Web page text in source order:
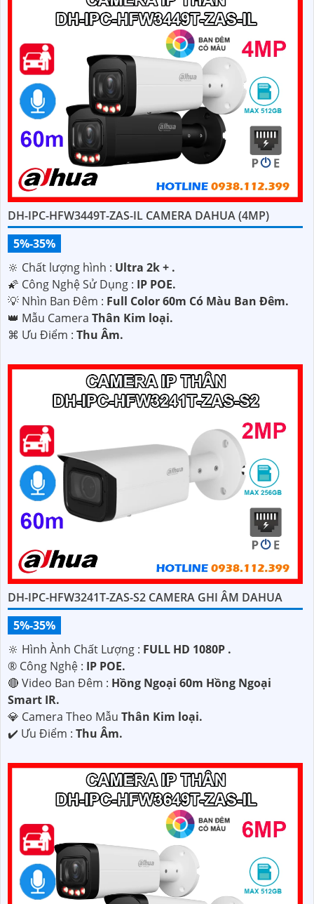
DH-IPC-HFW3449T-ZAS-IL CAMERA DAHUA (4MP)
5%-35%
🔆 Chất lượng hình : Ultra 2k + .
🌠 Công Nghệ Sử Dụng : IP POE.
💡 Nhìn Ban Đêm : Full Color 60m Có Màu Ban Ðêm.
👑 Mẫu Camera Thân Kim loại.
️⌘ Ưu Điểm : Thu Âm.
DH-IPC-HFW3241T-ZAS-S2 CAMERA GHI ÂM DAHUA
5%-35%
🔆 Hình Ành Chất Lượng : FULL HD 1080P .
®️ Công Nghệ : IP POE.
🔴 Video Ban Đêm : Hồng Ngoại 60m Hồng Ngoại
Smart IR.
💎 Camera Theo Mẫu Thân Kim loại.
️✔️ Ưu Điểm : Thu Âm.